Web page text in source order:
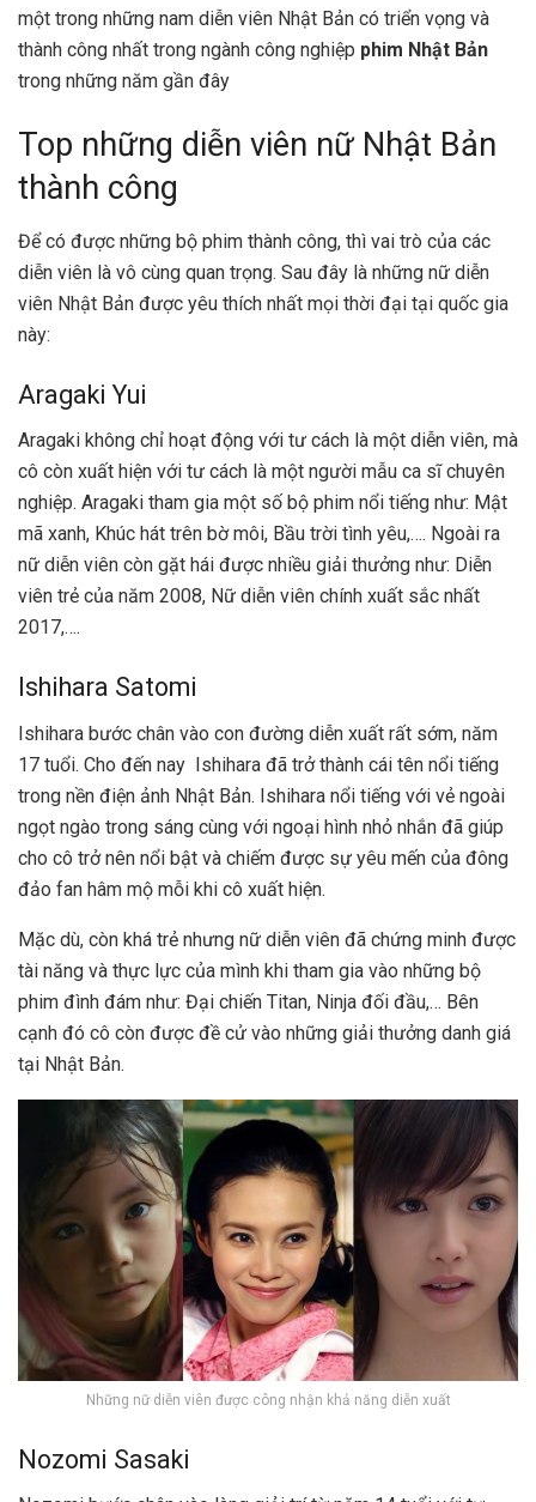
một trong những nam diễn viên Nhật Bản có triển vọng và
thành công nhất trong ngành công nghiệp phim Nhật Bản
trong những năm gần đây
Top những diễn viên nữ Nhật Bản
thành công
Để có được những bộ phim thành công, thì vai trò của các
diễn viên là vô cùng quan trọng. Sau đây là những nữ diễn
viên Nhật Bản được yêu thích nhất mọi thời đại tại quốc gia
này:
Aragaki Yui
Aragaki không chỉ hoạt động với tư cách là một diễn viên, mà
cô còn xuất hiện với tư cách là một người mẫu ca sĩ chuyên
nghiệp. Aragaki tham gia một số bộ phim nổi tiếng như: Mật
mã xanh, Khúc hát trên bờ môi, Bầu trời tình yêu,…. Ngoài ra
nữ diễn viên còn gặt hái được nhiều giải thưởng như: Diễn
viên trẻ của năm 2008, Nữ diễn viên chính xuất sắc nhất
2017,….
Ishihara Satomi
Ishihara bước chân vào con đường diễn xuất rất sớm, năm
17 tuổi. Cho đến nay Ishihara đã trở thành cái tên nổi tiếng
trong nền điện ảnh Nhật Bản. Ishihara nổi tiếng với vẻ ngoài
ngọt ngào trong sáng cùng với ngoại hình nhỏ nhắn đã giúp
cho cô trở nên nổi bật và chiếm được sự yêu mến của đông
đảo fan hâm mộ mỗi khi cô xuất hiện.
Mặc dù, còn khá trẻ nhưng nữ diễn viên đã chứng minh được
tài năng và thực lực của mình khi tham gia vào những bộ
phim đình đám như: Đại chiến Titan, Ninja đối đầu,… Bên
cạnh đó cô còn được đề cử vào những giải thưởng danh giá
tại Nhật Bản.
Những nữ diễn viên được công nhận khả năng diễn xuất
Nozomi Sasaki